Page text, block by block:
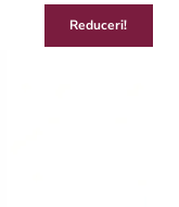
Reduceri!